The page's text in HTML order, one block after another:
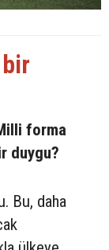
forma
duygu?
Bu, daha